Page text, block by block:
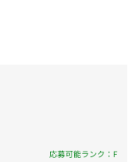
トのデザイン
ィレクション
なう場所を含む）
ばならないと強
『ユーザーの心
かった体験』を
にすべく、変革
考えております。
長：村上一歩 求
応募可能ランク：F